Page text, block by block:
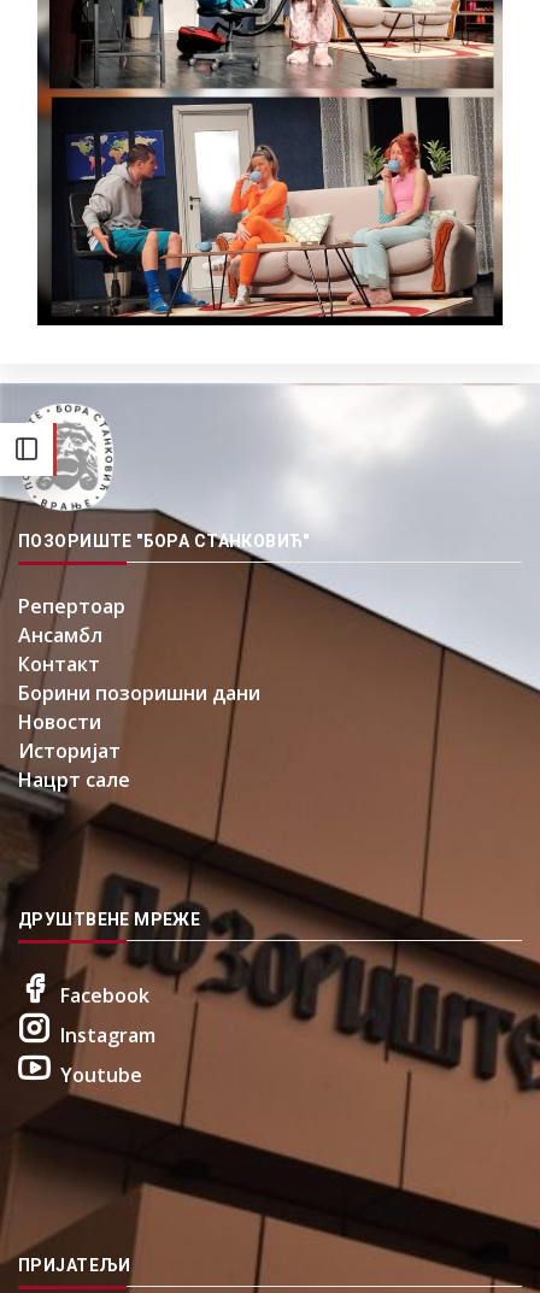
ПОЗОРИШТЕ "БОРА СТАНКОВИЋ"
Репертоар
Ансамбл
Контакт
Борини позоришни дани
Новости
Историјат
Нацрт сале
ДРУШТВЕНЕ МРЕЖЕ
Facebook
Instagram
Youtube
ПРИЈАТЕЉИ